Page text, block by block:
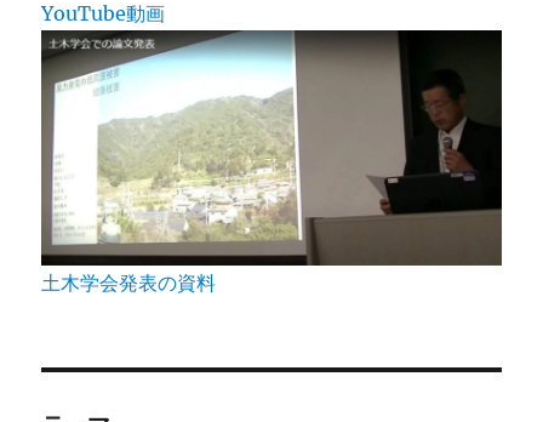
YouTube動画
土木学会発表の資料